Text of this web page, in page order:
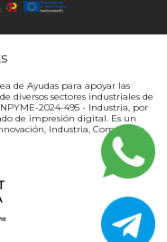
de Ayudas para apoyar las
diversos sectores industriales de
2024-495 - Industria, por
de impresión digital. Es un
Industria, Comercio y